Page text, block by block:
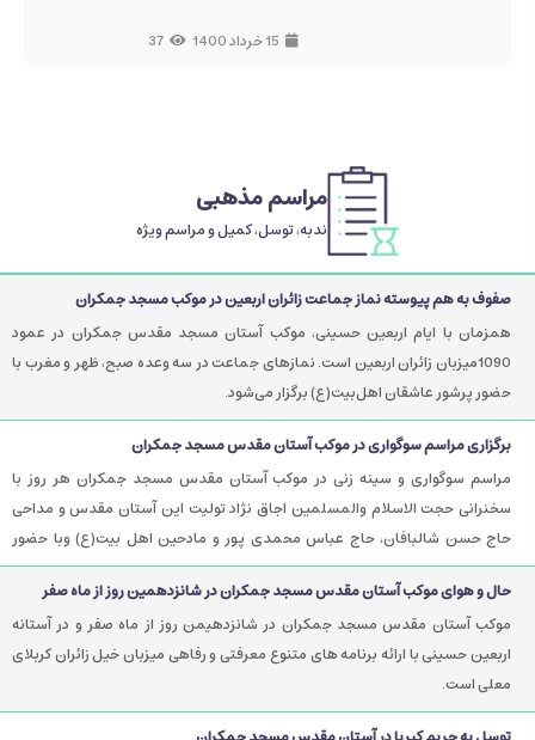
15 خرداد 1400 37
مراسم مذهبی
ندبه، توسل، کمیل و مراسم ویژه
صفوف به هم پیوسته نماز جماعت زائران اربعین در موکب مسجد جمکران
همزمان با ایام اربعین حسینی، موکب آستان مسجد مقدس جمکران در عمود
1090میزبان زائران اربعین است. نمازهای جماعت در سه وعده صبح، ظهر و مغرب با
حضور پرشور عاشقان اهل‌بیت(ع) برگزار می‌شود.
برگزاری مراسم سوگواری در موکب آستان مقدس مسجد جمکران
مراسم سوگواری و سینه زنی در موکب آستان مقدس مسجد جمکران هر روز با
سخنرانی حجت الاسلام والمسلمین اجاق نژاد تولیت این آستان مقدس و مداحی
حاج حسن شالبافان، حاج عباس محمدی پور و مادحین اهل بیت(ع) وبا حضور
زائران اربعین حسینی برگزار می شود.
حال و هوای موکب آستان مقدس مسجد جمکران در شانزدهمین روز از ماه صفر
موکب آستان مقدس مسجد جمکران در شانزدهیمن روز از ماه صفر و در آستانه
اربعین حسینی با ارائه برنامه های متنوع معرفتی و رفاهی میزبان خیل زائران کربلای
معلی است.